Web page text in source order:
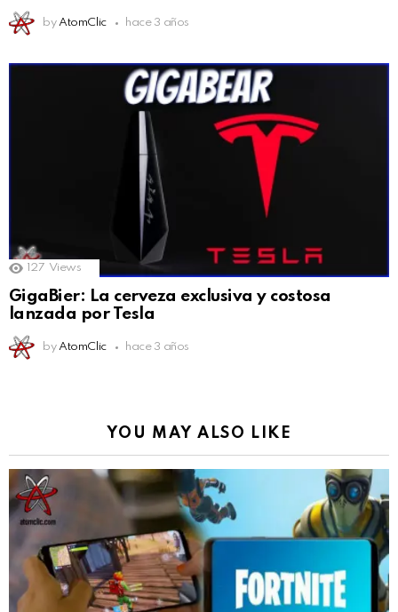
by AtomClic hace 3 años
127 Views
GigaBier: La cerveza exclusiva y costosa
lanzada por Tesla
by AtomClic hace 3 años
YOU MAY ALSO LIKE